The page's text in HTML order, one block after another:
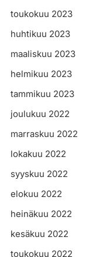
toukokuu 2023
huhtikuu 2023
maaliskuu 2023
helmikuu 2023
tammikuu 2023
joulukuu 2022
marraskuu 2022
lokakuu 2022
syyskuu 2022
elokuu 2022
heinäkuu 2022
kesäkuu 2022
toukokuu 2022